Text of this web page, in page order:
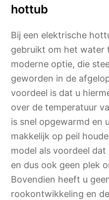
hottub
Bij een elektrische
gebruikt om het water
moderne optie, die
geworden in de
voordeel is dat u
over de temperatuur
is snel opgewarmd en
makkelijk op peil
model als voordeel
en dus ook geen plek
Bovendien heeft u
rookontwikkeling en